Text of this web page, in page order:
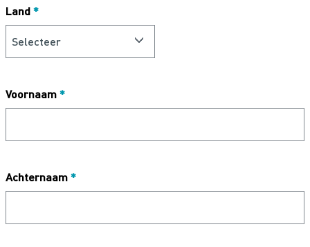
Land*
Voornaam*
Achternaam*